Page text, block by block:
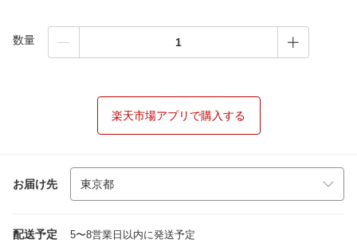
数量
楽天市場アプリで購入する
お届け先
配送予定 5〜8営業日以内に発送予定